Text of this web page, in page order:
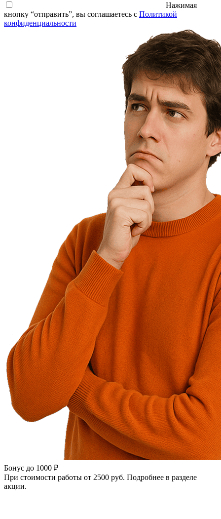
Нажимая
кнопку “отправить”, вы соглашаетесь с Политикой
конфиденциальности
Бонус до 1000 ₽
При стоимости работы от 2500 руб. Подробнее в разделе
акции.